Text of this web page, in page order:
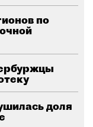
по
доля